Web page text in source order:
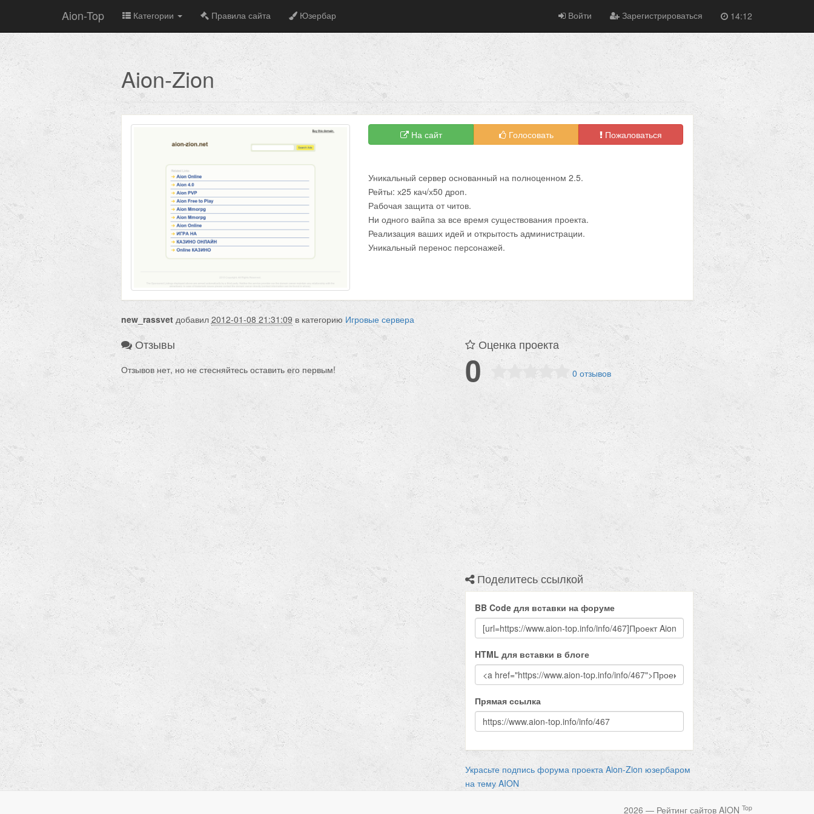
Aion-Top Категории Правила сайта Юзербар Войти Зарегистрироваться 14:12
Aion-Zion
На сайт Голосовать Пожаловаться
Уникальный сервер основанный на полноценном 2.5.
Рейты: х25 кач/х50 дроп.
Рабочая защита от читов.
Ни одного вайпа за все время существования проекта.
Реализация ваших идей и открытость администрации.
Уникальный перенос персонажей.
new_rassvetдобавил 2012-01-08 21:31:09 в категорию Игровые сервера
Отзывы
Отзывов нет, но не стесняйтесь оставить его первым!
Оценка проекта
0 0 отзывов
Поделитесь ссылкой
BB Code для вставки на форуме
HTML для вставки в блоге
Прямая ссылка
Украсьте подпись форума проекта Aion-Zion юзербаром
на тему AION
2026 — Рейтинг сайтов AION Top